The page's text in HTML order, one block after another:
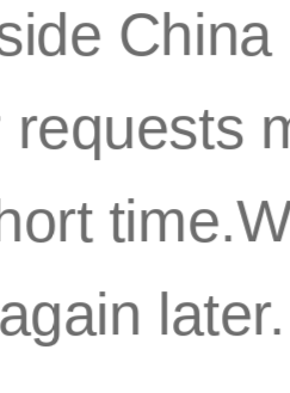
6日融
万元
China
requests
later.